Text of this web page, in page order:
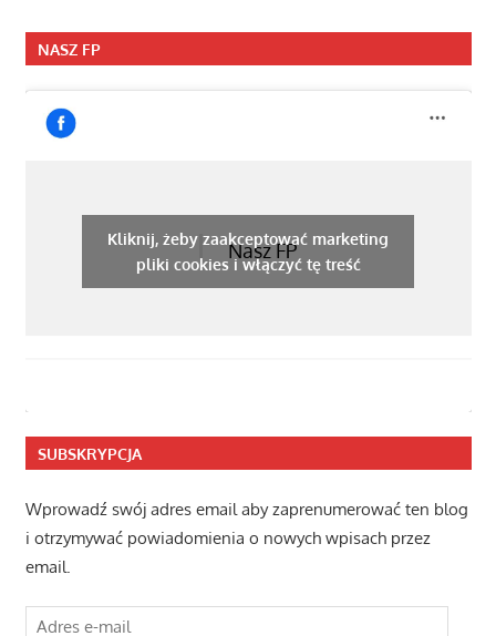
NASZ FP
Nasz FP
Kliknij, żeby zaakceptować marketing
pliki cookies i włączyć tę treść
SUBSKRYPCJA
Wprowadź swój adres email aby zaprenumerować ten blog
i otrzymywać powiadomienia o nowych wpisach przez
email.
Adres